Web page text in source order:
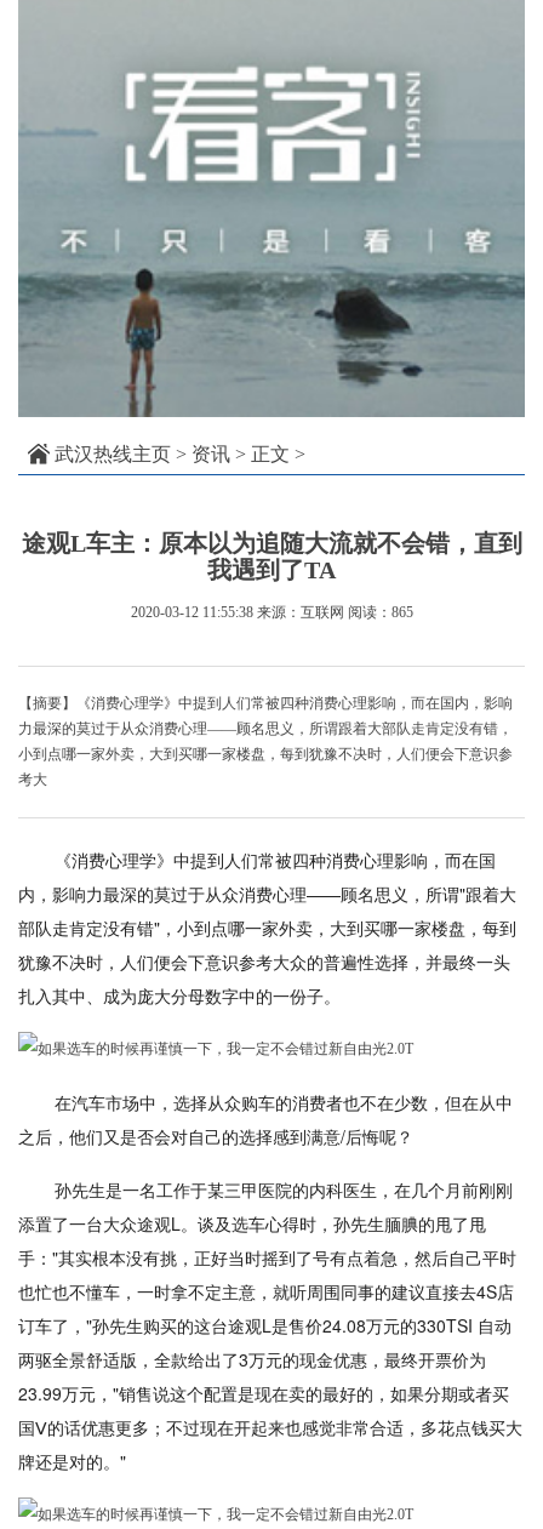
武汉热线主页 > 资讯 > 正文 >
途观L车主：原本以为追随大流就不会错，直到
我遇到了TA
2020-03-12 11:55:38 来源：互联网 阅读：865
【摘要】《消费心理学》中提到人们常被四种消费心理影响，而在国内，影响
力最深的莫过于从众消费心理——顾名思义，所谓跟着大部队走肯定没有错，
小到点哪一家外卖，大到买哪一家楼盘，每到犹豫不决时，人们便会下意识参
考大
《消费心理学》中提到人们常被四种消费心理影响，而在国
内，影响力最深的莫过于从众消费心理——顾名思义，所谓"跟着大
部队走肯定没有错"，小到点哪一家外卖，大到买哪一家楼盘，每到
犹豫不决时，人们便会下意识参考大众的普遍性选择，并最终一头
扎入其中、成为庞大分母数字中的一份子。
在汽车市场中，选择从众购车的消费者也不在少数，但在从中
之后，他们又是否会对自己的选择感到满意/后悔呢？
孙先生是一名工作于某三甲医院的内科医生，在几个月前刚刚
添置了一台大众途观L。谈及选车心得时，孙先生腼腆的甩了甩
手："其实根本没有挑，正好当时摇到了号有点着急，然后自己平时
也忙也不懂车，一时拿不定主意，就听周围同事的建议直接去4S店
订车了，"孙先生购买的这台途观L是售价24.08万元的330TSI 自动
两驱全景舒适版，全款给出了3万元的现金优惠，最终开票价为
23.99万元，"销售说这个配置是现在卖的最好的，如果分期或者买
国Ⅴ的话优惠更多；不过现在开起来也感觉非常合适，多花点钱买大
牌还是对的。"